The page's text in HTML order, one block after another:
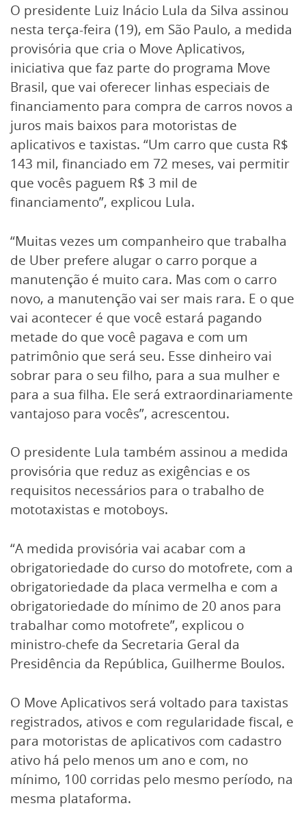
O presidente Luiz Inácio Lula da Silva assinou
nesta terça-feira (19), em São Paulo, a medida
provisória que cria o Move Aplicativos,
iniciativa que faz parte do programa Move
Brasil, que vai oferecer linhas especiais de
financiamento para compra de carros novos a
juros mais baixos para motoristas de
aplicativos e taxistas. “Um carro que custa R$
143 mil, financiado em 72 meses, vai permitir
que vocês paguem R$ 3 mil de
financiamento”, explicou Lula.
“Muitas vezes um companheiro que trabalha
de Uber prefere alugar o carro porque a
manutenção é muito cara. Mas com o carro
novo, a manutenção vai ser mais rara. E o que
vai acontecer é que você estará pagando
metade do que você pagava e com um
patrimônio que será seu. Esse dinheiro vai
sobrar para o seu filho, para a sua mulher e
para a sua filha. Ele será extraordinariamente
vantajoso para vocês”, acrescentou.
O presidente Lula também assinou a medida
provisória que reduz as exigências e os
requisitos necessários para o trabalho de
mototaxistas e motoboys.
“A medida provisória vai acabar com a
obrigatoriedade do curso do motofrete, com a
obrigatoriedade da placa vermelha e com a
obrigatoriedade do mínimo de 20 anos para
trabalhar como motofrete”, explicou o
ministro-chefe da Secretaria Geral da
Presidência da República, Guilherme Boulos.
O Move Aplicativos será voltado para taxistas
registrados, ativos e com regularidade fiscal, e
para motoristas de aplicativos com cadastro
ativo há pelo menos um ano e com, no
mínimo, 100 corridas pelo mesmo período, na
mesma plataforma.